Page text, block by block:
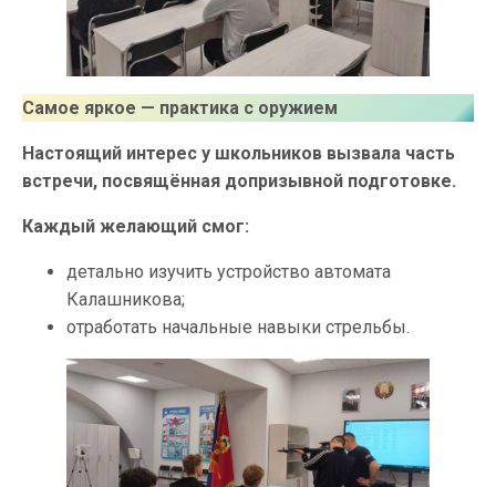
Самое яркое — практика с оружием
Настоящий интерес у школьников вызвала часть
встречи, посвящённая допризывной подготовке.
Каждый желающий смог:
детально изучить устройство автомата
Калашникова;
отработать начальные навыки стрельбы.